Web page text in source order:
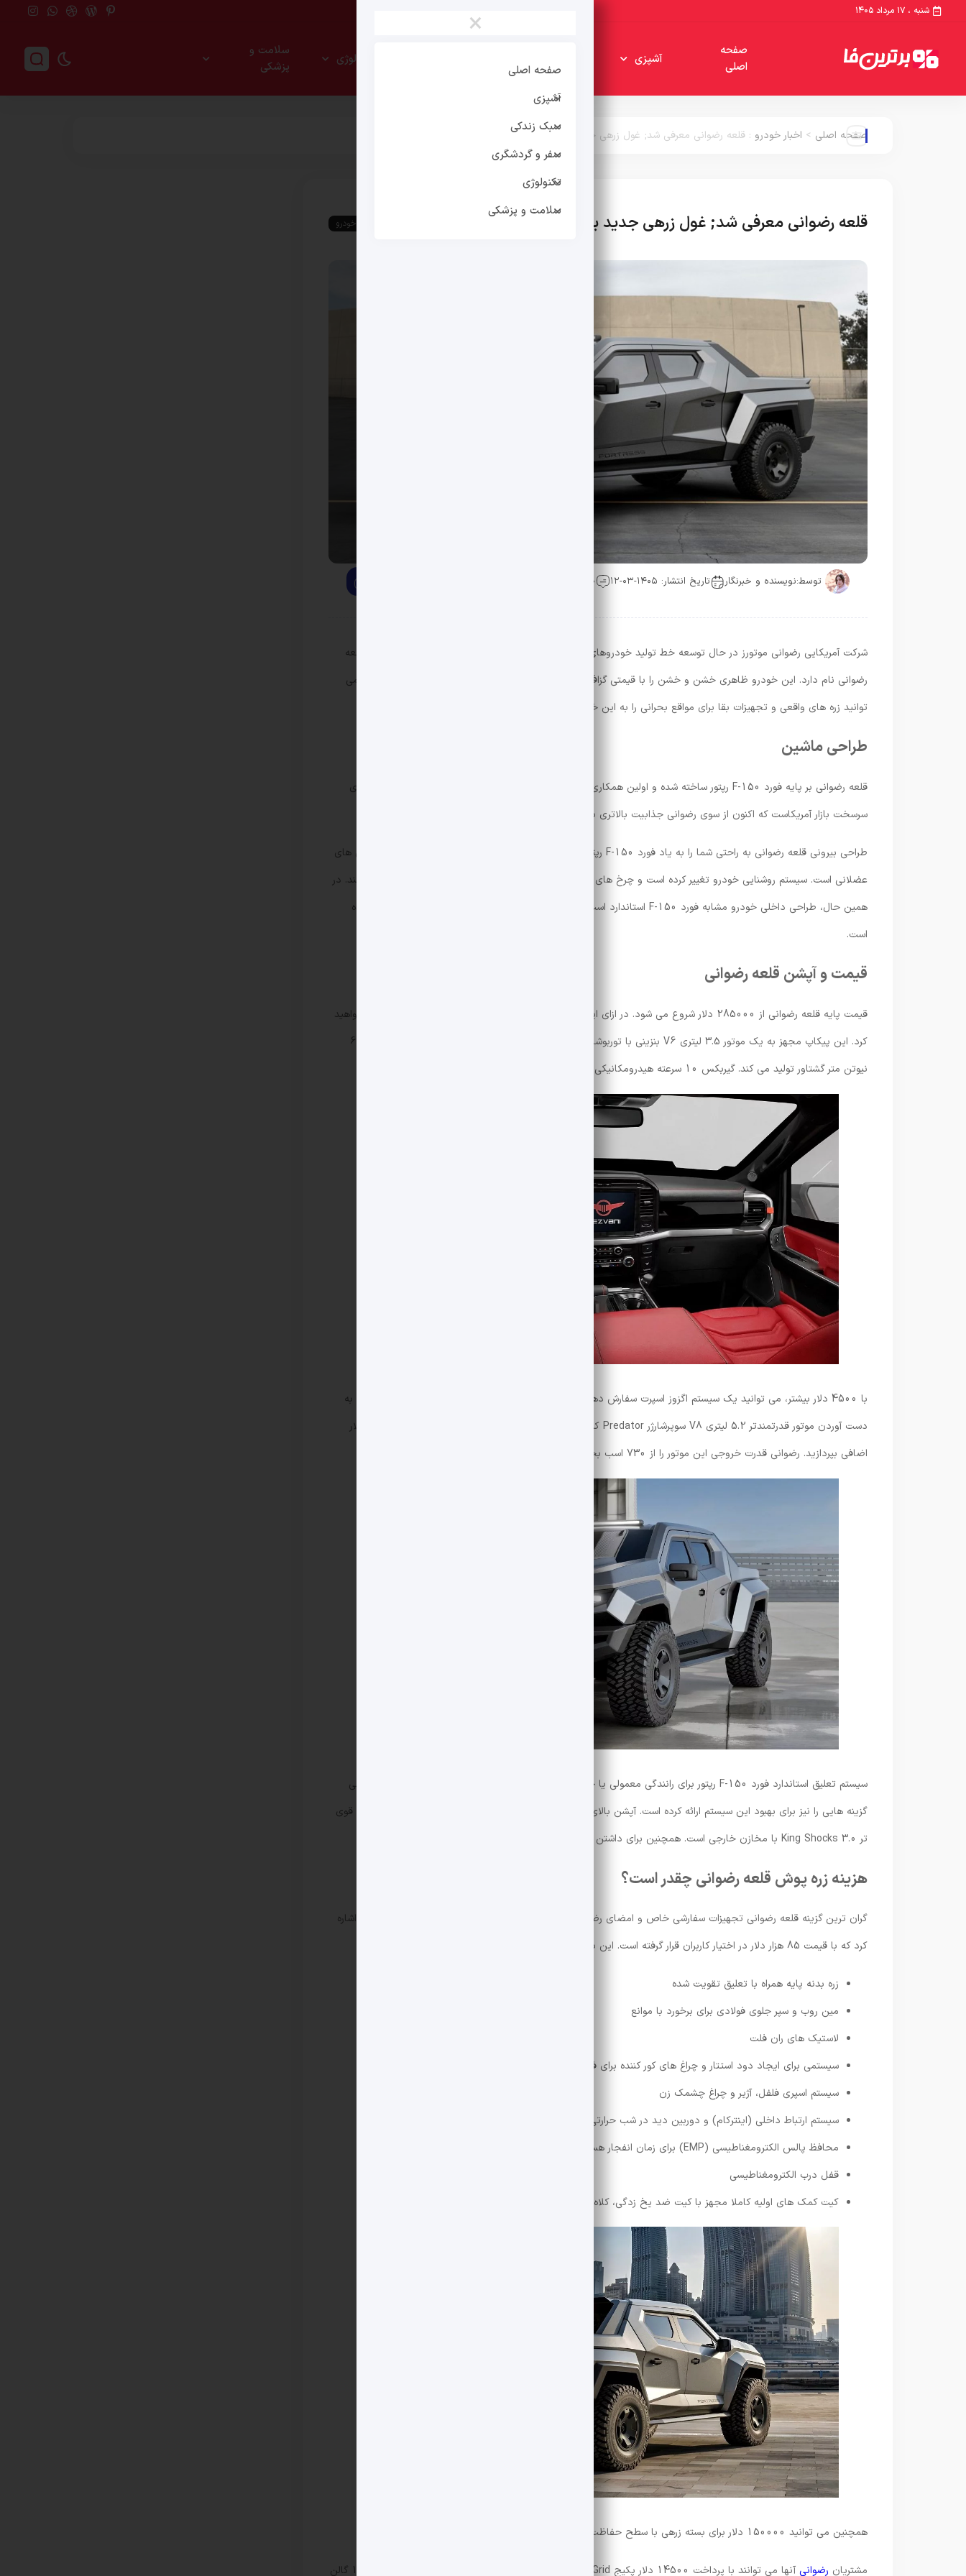
شنبه ، ۱۷ مرداد ۱۴۰۵
صفحه
اصلی
آشپزی تکنولوژی
سلامت و
پزشکی
×
صفحه اصلی
آشپزی
سبک زندکی
سفر و گردشگری
تکنولوژی
سلامت و پزشکی
صفحه اصلی > اخبار خودرو : قلعه رضوانی معرفی شد; غول زرهی جدید بر اساس فورد F-150 رپتور
قلعه رضوانی معرفی شد; غول زرهی جدید بر اساس فورد F-150 رپتور اخبار خودرو
توسط:نویسنده و خبرنگار تاریخ انتشار: ۱۴۰۵-۰۳-۱۲ 0 دیدگاه
شرکت آمریکایی رضوانی موتورز در حال توسعه خط تولید خودروهای نیمه زرهی خود است. جدیدترین محصول این شرکت قلعه
رضوانی نام دارد. این خودرو ظاهری خشن و خشن را با قیمتی گزاف به شما ارائه می دهد. همچنین با پرداخت هزینه بیشتر می
توانید زره های واقعی و تجهیزات بقا برای مواقع بحرانی را به این خودرو اضافه کنید.
طراحی ماشین
قلعه رضوانی بر پایه فورد F-150 رپتور ساخته شده و اولین همکاری برند رضوانی با فورد است. فورد F-150 یکی از پیکاپ های
سرسخت بازار آمریکاست که اکنون از سوی رضوانی جذابیت بالاتری به آن بخشیده است.
طراحی بیرونی قلعه رضوانی به راحتی شما را به یاد فورد F-150 رپتور می اندازد. ظاهر این خودرو ترکیبی از خطوط و برآمدگی های
عضلانی است. سیستم روشنایی خودرو تغییر کرده است و چرخ های پره ای نصب شده بر روی گلگیرهای برجسته 40 اینچ هستند. در
همین حال، طراحی داخلی خودرو مشابه فورد F-150 استاندارد است و تنها کنترل تجهیزات سفارشی توسط رضوانی اضافه شده
است.
قیمت و آپشن قلعه رضوانی
قیمت پایه قلعه رضوانی از 285000 دلار شروع می شود. در ازای این مبلغ یک فورد F-150 رپتور با ظاهری جدید دریافت خواهید
کرد. این پیکاپ مجهز به یک موتور 3.5 لیتری V6 بنزینی با توربوشارژرهای دوقلو است که حداکثر 456 اسب بخار قدرت و 692
نیوتن متر گشتاور تولید می کند. گیربکس 10 سرعته هیدرومکانیکی نیز وظیفه انتقال نیرو را در این خودرو بر عهده دارد.
با 4500 دلار بیشتر، می توانید یک سیستم اگزوز اسپرت سفارش دهید که قدرت موتور را 10 اسب بخار افزایش می دهد. برای به
دست آوردن موتور قدرتمندتر 5.2 لیتری V8 سوپرشارژر Predator که روی نسخه Raptor R نصب شده است، باید 35000 دلار
اضافی بپردازید. رضوانی قدرت خروجی این موتور را از 730 اسب بخار به 662 اسب بخار کاهش داده است.
سیستم تعلیق استاندارد فورد F-150 رپتور برای رانندگی معمولی یا خارج از جاده با سرعت بالا مناسب است. با این حال رضوانی
گزینه هایی را نیز برای بهبود این سیستم ارائه کرده است. آپشن بالای سیستم تعلیق 8500 دلار قیمت دارد و شامل شوک های قوی
تر King Shocks 3.0 با مخازن خارجی است. همچنین برای داشتن ترمزهای قوی تر برمبو باید 8500 دلار بپردازید.
هزینه زره پوش قلعه رضوانی چقدر است؟
گران ترین گزینه قلعه رضوانی تجهیزات سفارشی خاص و امضای رضوانی است. از جمله این تجهیزات می توان به بسته زرهی اشاره
کرد که با قیمت 85 هزار دلار در اختیار کاربران قرار گرفته است. این بسته شامل موارد زیر است:
زره بدنه پایه همراه با تعلیق تقویت شده
مین روب و سپر جلوی فولادی برای برخورد با موانع
لاستیک های ران فلت
سیستمی برای ایجاد دود استتار و چراغ های کور کننده برای فرار از تعقیب کنندگان
سیستم اسپری فلفل، آژیر و چراغ چشمک زن
سیستم ارتباط داخلی (اینترکام) و دوربین دید در شب حرارتی
محافظ پالس الکترومغناطیسی (EMP) برای زمان انفجار هسته ای
قفل درب الکترومغناطیسی
کیت کمک های اولیه کاملا مجهز با کیت ضد یخ زدگی، کلاه ایمنی و ماسک گاز برای همه مسافران
همچنین می توانید 150000 دلار برای بسته زرهی با سطح حفاظت ضد گلوله B5 بپردازید.
مشتریان رضوانی آنها می توانند با پرداخت 14500 دلار پکیج Off-Grid را به خودرو اضافه کنند که شامل مخزن سوخت 116 گالن